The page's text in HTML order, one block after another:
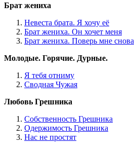
Брат жениха
Невеста брата. Я хочу её
Брат жениха. Он хочет меня
Брат жениха. Поверь мне снова
Молодые. Горячие. Дурные.
Я тебя отниму
Сводная Чужая
Любовь Грешника
Собственность Грешника
Одержимость Грешника
Нас не простят